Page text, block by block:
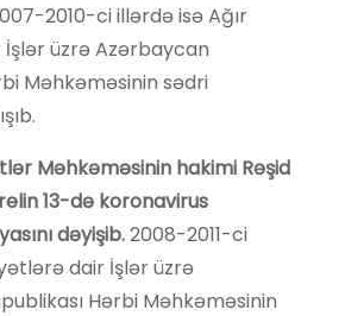
2010-ci illərdə isə Ağır
üzrə Azərbaycan
Məhkəməsinin sədri
Məhkəməsinin hakimi Rəşid
13-də koronavirus
dəyişib.2008-2011-ci
dair İşlər üzrə
Hərbi Məhkəməsinin